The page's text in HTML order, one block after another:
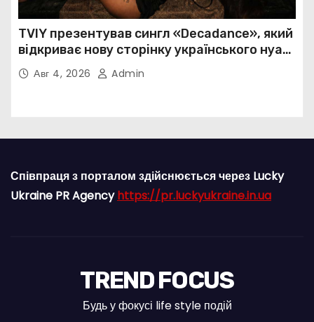
TVIY презентував сингл «Decadance», який
відкриває нову сторінку українського нуар-
попуАвг 4, 2026 Admin
Співпраця з порталом здійснюється через Lucky
Ukraine PR Agencyhttps://pr.luckyukraine.in.ua
TREND FOCUS
Будь у фокусі life style подій